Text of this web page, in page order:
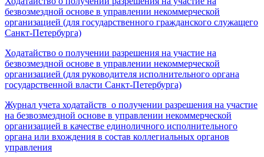
безвозмездной основе в управлении некоммерческой
организацией (для государственного гражданского служащего
Санкт‑Петербурга)
Ходатайство о получении разрешения на участие на
безвозмездной основе в управлении некоммерческой
организацией (для руководителя исполнительного органа
государственной власти Санкт‑Петербурга)
Журнал учета ходатайств о получении разрешения на участие
на безвозмездной основе в управлении некоммерческой
организацией в качестве единоличного исполнительного
органа или вхождения в состав коллегиальных органов
управления